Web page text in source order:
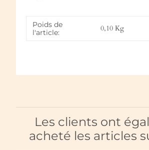
Poids de
l'article:
0,10 Kg
Les clients ont
acheté les articles